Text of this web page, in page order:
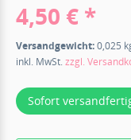
4,50 € *
Versandgewicht:0,025
inkl. MwSt.zzgl.
Sofort